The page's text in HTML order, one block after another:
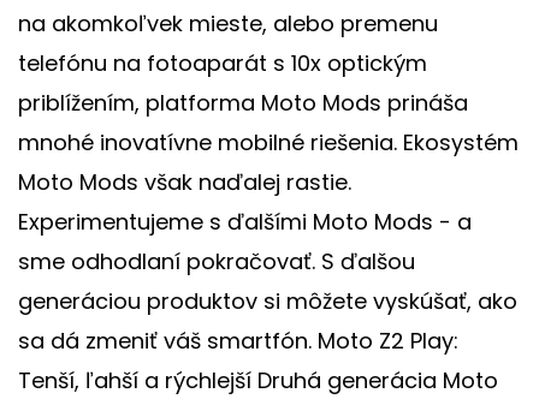
na akomkoľvek mieste, alebo premenu
telefónu na fotoaparát s 10x optickým
priblížením, platforma Moto Mods prináša
mnohé inovatívne mobilné riešenia. Ekosystém
Moto Mods však naďalej rastie.
Experimentujeme s ďalšími Moto Mods - a
sme odhodlaní pokračovať. S ďalšou
generáciou produktov si môžete vyskúšať, ako
sa dá zmeniť váš smartfón. Moto Z2 Play:
Tenší, ľahší a rýchlejší Druhá generácia Moto